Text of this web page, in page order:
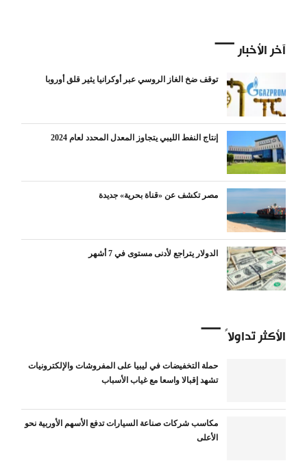
آخر الأخبار
توقف ضخ الغاز الروسي عبر أوكرانيا يثير قلق أوروبا
إنتاج النفط الليبي يتجاوز المعدل المحدد لعام 2024
مصر تكشف عن «قناة بحرية» جديدة
الدولار يتراجع لأدنى مستوى في 7 أشهر
الأكثر تداولاً
حملة التخفيضات في ليبيا على المفروشات والإلكترونيات
تشهد إقبالا واسعا مع غياب الأسباب
مكاسب شركات صناعة السيارات تدفع الأسهم الأوربية نحو
الأعلى